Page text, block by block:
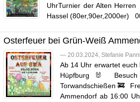
UhrTurnier der Alten
Hassel (80er,90er,2000er)
Osterfeuer bei Grün-Weiß
— 20.03.2024, Stefanie
Ab 14 Uhr erwartet
Hüpfburg🐰
Torwandschießen🚒
Ammendorf ab 16:00